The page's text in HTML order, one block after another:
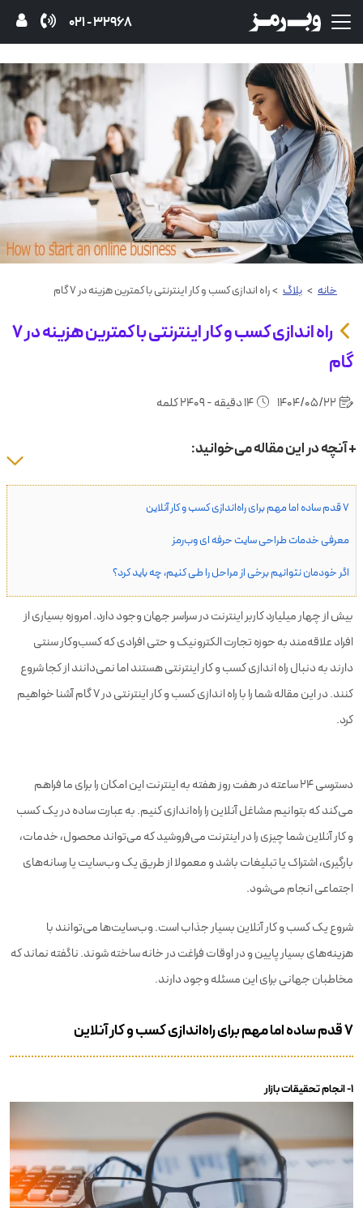
32968 - 021
خانه > بلاگ > راه اندازی کسب‌ و کار اینترنتی با کمترین هزینه در ۷ گام
راه اندازی کسب‌ و کار اینترنتی با کمترین هزینه در ۷
گام
+ آنچه در این مقاله می‌خوانید:
۷ قدم ساده اما مهم برای راه‌اندازی کسب و کار آنلاین
معرفی خدمات طراحی سایت حرفه ای وب‌رمز
اگر خودمان نتوانیم برخی از مراحل را طی کنیم، چه باید کرد؟
بیش از چهار میلیارد کاربر اینترنت در سراسر جهان وجود دارد. امروزه بسیاری از
افراد علاقه‌مند به حوزه تجارت الکترونیک و حتی افرادی که کسب‌وکار سنتی
دارند به دنبال راه اندازی کسب و کار اینترنتی هستند اما نمی‌دانند از کجا شروع
کنند. در این مقاله شما را با راه اندازی کسب‌ و کار اینترنتی در ۷ گام آشنا خواهیم
کرد.
دسترسی ۲۴ ساعته در هفت روز هفته به اینترنت این امکان را برای ما فراهم
می‌کند که بتوانیم مشاغل آنلاین را راه‌اندازی کنیم. به عبارت ساده‌ در یک کسب‌
و کار آنلاین شما چیزی را در اینترنت می‌فروشید که می‌تواند محصول، خدمات،
بارگیری، اشتراک یا تبلیغات باشد و معمولا از طریق یک وب‌سایت یا رسانه‌های
اجتماعی انجام می‌شود.
شروع یک کسب‌ و کار آنلاین بسیار جذاب است. وب‌سایت‌ها می‌توانند با
هزینه‌های بسیار پایین و در اوقات فراغت در خانه ساخته شوند. ناگفته نماند که
مخاطبان جهانی برای این مسئله وجود دارند.
۷ قدم ساده اما مهم برای راه‌اندازی کسب و کار آنلاین
۱- انجام تحقیقات بازار